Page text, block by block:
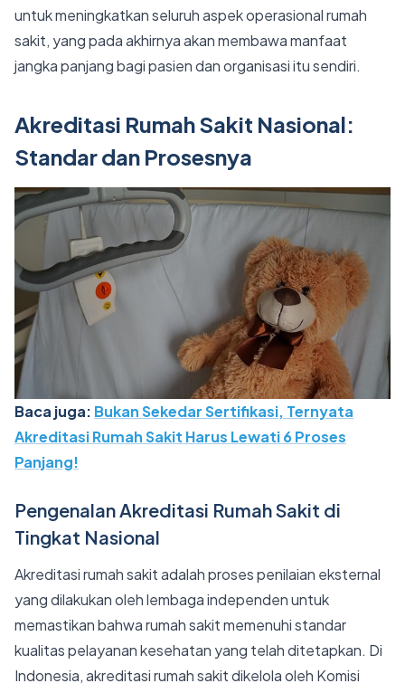
untuk meningkatkan seluruh aspek operasional rumah
sakit, yang pada akhirnya akan membawa manfaat
jangka panjang bagi pasien dan organisasi itu sendiri.
Akreditasi Rumah Sakit Nasional:
Standar dan Prosesnya
Baca juga: Bukan Sekedar Sertifikasi, Ternyata
Akreditasi Rumah Sakit Harus Lewati 6 Proses
Panjang!
Pengenalan Akreditasi Rumah Sakit di
Tingkat Nasional
Akreditasi rumah sakit adalah proses penilaian eksternal
yang dilakukan oleh lembaga independen untuk
memastikan bahwa rumah sakit memenuhi standar
kualitas pelayanan kesehatan yang telah ditetapkan. Di
Indonesia, akreditasi rumah sakit dikelola oleh Komisi